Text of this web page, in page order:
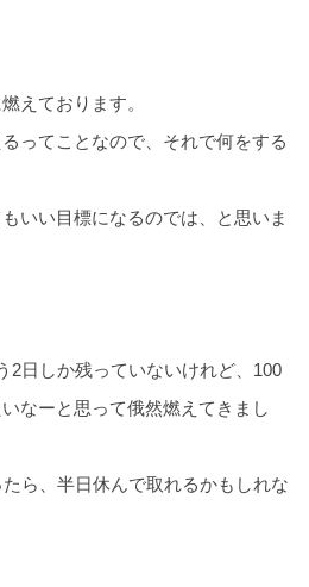
えております。
ってことなので、それで何をする
いい目標になるのでは、と思いま
2日しか残っていないけれど、100
なーと思って俄然燃えてきまし
ら、半日休んで取れるかもしれな